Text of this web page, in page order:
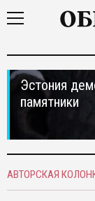
Эстония
памятники
АВТОРСКАЯ